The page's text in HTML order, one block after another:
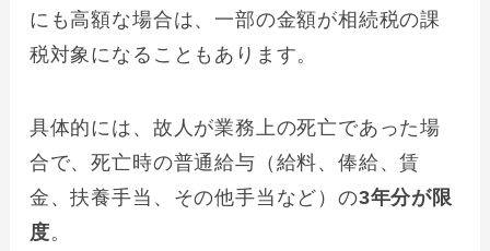
にも高額な場合は、一部の金額が相続税の課
税対象になることもあります。
具体的には、故人が業務上の死亡であった場
合で、死亡時の普通給与（給料、俸給、賃
金、扶養手当、その他手当など）の3年分が限
度。